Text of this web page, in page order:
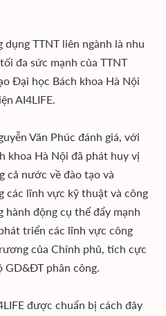
TTNT liên ngành là nhu
đa sức mạnh của TTNT
Đại học Bách khoa Hà Nội
AI4LIFE.
Văn Phúc đánh giá, với
khoa Hà Nội đã phát huy vị
cả nước về đào tạo và
các lĩnh vực kỹ thuật và công
hành động cụ thể đẩy mạnh
triển các lĩnh vực công
của Chính phủ, tích cực
GD&ĐT phân công.
được chuẩn bị cách đây